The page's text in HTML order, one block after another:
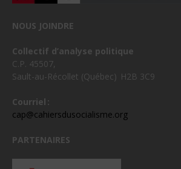
NOUS JOINDRE
Collectif d’analyse politique
C.P. 45507,
Sault-au-Récollet (Québec) H2B 3C9
Courriel :
cap@cahiersdusocialisme.org
PARTENAIRES